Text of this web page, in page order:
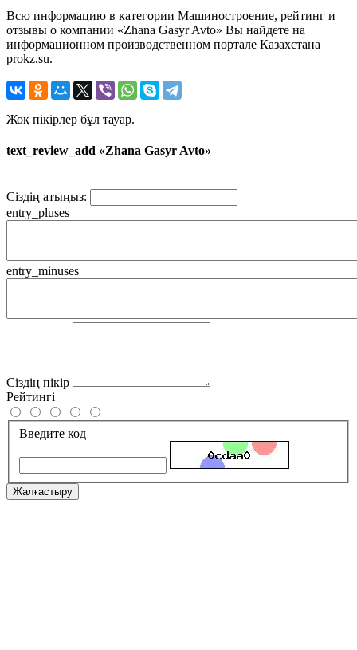
Всю информацию в категории Машиностроение, рейтинг и
отзывы о компании «Zhana Gasyr Avto» Вы найдете на
информационном производственном портале Казахстана
prokz.su.
Жоқ пікірлер бұл тауар.
text_review_add «Zhana Gasyr Avto»
Сіздің атыңыз:
entry_pluses
entry_minuses
Сіздің пікір
Рейтингі
Введите код
Жалғастыру